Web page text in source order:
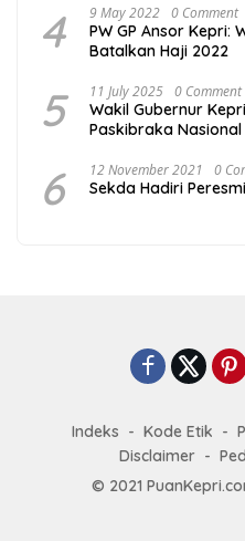
4 9 May 2022 0 Comment
PW GP Ansor Kepri:
Batalkan Haji 2022
5 11 July 2025 0 Comment
Wakil Gubernur
Paskibraka Nasional
6 12 November 2021 0
Sekda Hadiri
Indeks Kode Etik
Disclaimer
© 2021